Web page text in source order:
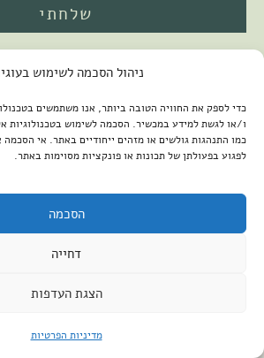
ניהול הסכמה לשימוש
כדי לספק את החוויה הטובה ביותר, אנו משתמשים
ו/או לגשת למידע במכשיר. הסכמה לשימוש בטכנולוגיות
כמו התנהגות גולשים או מזהים ייחודיים באתר. אי הסכמה
לפגוע בפעולתן של תכונות או פונקציות מסוימות באתר.
הסכמה
דחייה
הצגת העדפות
מדיניות הפרטיות
שלחתי
2026 © כל הזכויות שמורות למיכל שמיר
הצהרת נגישות